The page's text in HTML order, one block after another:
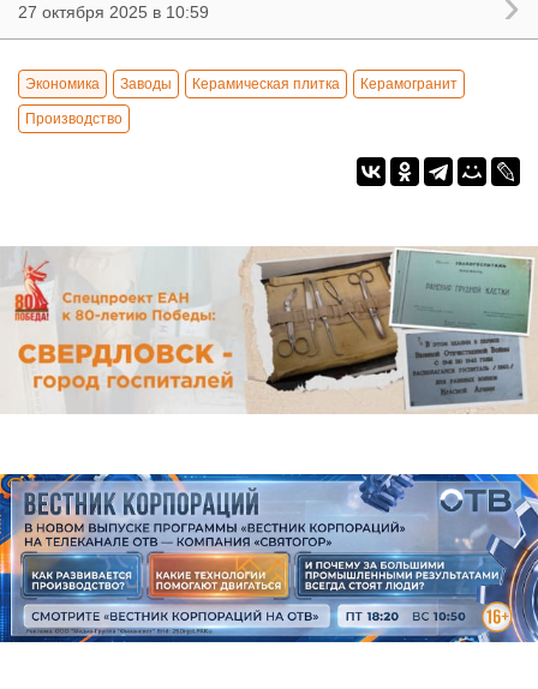
27 октября 2025 в 10:59
Экономика Заводы Керамическая плитка Керамогранит
Производство